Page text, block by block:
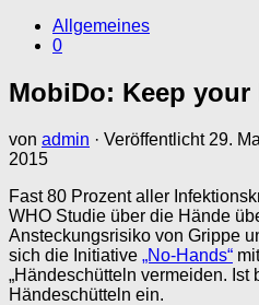
Allgemeines
0
MobiDo: Keep your
von admin · Veröffentlicht 29.
2015
Fast 80 Prozent aller
WHO Studie über die Hände
Ansteckungsrisiko von Grippe
sich die Initiative „No-Hands“
„Händeschütteln vermeiden. Ist
Händeschütteln ein.